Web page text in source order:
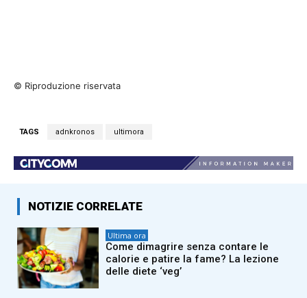
© Riproduzione riservata
TAGS adnkronos ultimora
NOTIZIE CORRELATE
Ultima ora
Come dimagrire senza contare le
calorie e patire la fame? La lezione
delle diete ‘veg’